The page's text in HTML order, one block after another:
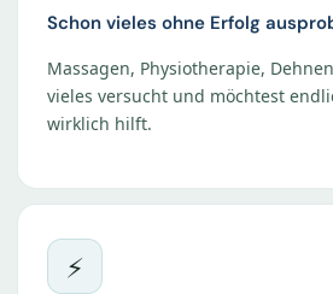
Schon vieles ohne Erfolg
Massagen, Physiotherapie,
vieles versucht und möchtest
wirklich hilft.
⚡